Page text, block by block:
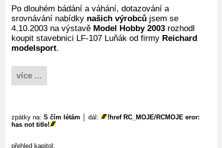
Po dlouhém bádání a váhání, dotazování a
srovnávání nabídky našich výrobců jsem se
4.10.2003 na výstavě Model Hobby 2003 rozhodl
koupit stavebnici LF-107 Luňák od firmy Reichard
modelsport.
více ...
zpátky na: S čím létám │ dál:
!href RC_MOJE/RCMOJE eror:
has not title!
přehled kapitol: